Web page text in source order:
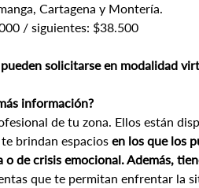
Cartagena y Montería.
/ siguientes: $38.500
solicitarse en modalidad
información?
de tu zona. Ellos están
brindan espacios en los que los
o de crisis emocional. Además,
que te permitan enfrentar la